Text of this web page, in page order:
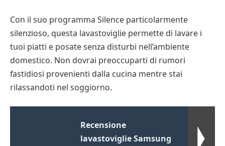
Con il suo programma Silence particolarmente
silenzioso, questa lavastoviglie permette di lavare i
tuoi piatti e posate senza disturbi nell’ambiente
domestico. Non dovrai preoccuparti di rumori
fastidiosi provenienti dalla cucina mentre stai
rilassandoti nel soggiorno.
Recensione
lavastoviglie Samsung